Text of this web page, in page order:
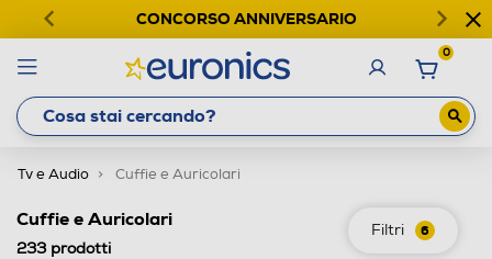
CONCORSO ANNIVERSARIO
0
Tv e Audio Cuffie e Auricolari
Filtri 6
Cuffie e Auricolari
233prodotti